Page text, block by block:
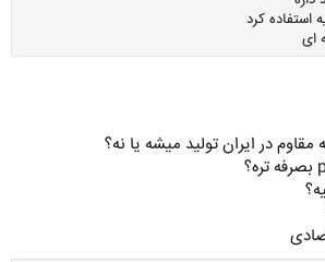
استفاده کرد
ای
کلیک کنید تا باز شود...